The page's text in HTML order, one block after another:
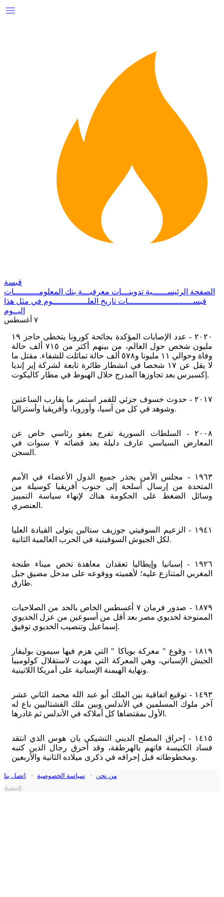
قبسة
الصفحة الرئيســــــية تدوينـــات معرفيـــة بنك المعلومــــــــــات
قبســــــــــــــــــــــــــات تاريخ العلــــــــــــــوم في مثل هذا
اليــوم
٧ أغسطس
٢٠٢٠ - عدد الإصابات المؤكدة بجائحة كورونا يتخطى حاجز ١٩
مليون شخص حول العالم، من بينهم أكثر من ٧١٥ ألف حالة
وفاة وحوالي ١١ مليونا و٥٧٨ ألف حالة تماثلت للشفاء. مقتل ما
لا يقل عن ١٧ شخصا في انشطار طائرة تابعة لشركة إير إنديا
إكسبرس بعد تجاوزها المدرج خلال الهبوط في مطار كاليكوت.
٢٠١٧ - حدوث خسوف جزئي للقمر استمر ما يقارب الساعتين
وشوهد في كل من آسيا، وأوروبا، وأفريقيا وأستراليا.
٢٠٠٨ - السلطات السورية تفرج بعفو رئاسي خاص عن
المعارض السياسي عارف دليلة بعد قضائه ٧ سنوات في
السجن.
١٩٦٣ - مجلس الأمن يحذر جميع الدول الأعضاء في الأمم
المتحدة من إرسال أسلحة إلى جنوب أفريقيا كوسيلة من
وسائل الضغط على الحكومة هناك لإنهاء سياسة التمييز
العنصري.
١٩٤١ - الزعيم السوفيتي جوزيف ستالين يتولى القيادة العليا
لكل الجيوش السوفيتية في الحرب العالمية الثانية.
١٩٢٦ - إسبانيا وإيطاليا تعقدان معاهدة تخص ميناء طنجة
المغربي المتنازع عليه؛ لأهميته ووقوعه على مدخل مضيق جبل
طارق.
١٨٧٩ - صدور فرمان ٧ أغسطس الخاص بالحد من الصلاحيات
الممنوحة لخديوي مصر بعد أقل من أسبوعين من عزل الخديوي
إسماعيل وتنصيب الخديوي توفيق.
١٨١٩ - وقوع " معركة بوياكا " التي هزم فيها سيمون بوليفار
الجيش الإسباني، وهي المعركة التي مهدت لاستقلال كولومبيا
ونهاية الهيمنة الإسبانية على أمريكا اللاتينية.
١٤٩٣ - توقيع اتفاقية بين الملك أبو عبد الله محمد الثاني عشر
آخر ملوك المسلمين في الأندلس وبين ملك القشتاليين باع له
الأول بمقتضاها كل أملاكه في الأندلس ثم غادرها.
١٤١٥ - إحراق المصلح الديني التشيكي يان هوس الذي انتقد
فساد الكنيسة فاتهم بالهرطقة، وقد أحرق رجال الدين كتبه
ومخطوطاته قبل إحراقه في ذكرى ميلاده الثانية والأربعين.
من نحن • سياسة الخصوصية • اتصل بنا
قبسة